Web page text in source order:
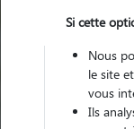
Si cette
Nous
le site
vous
Ils